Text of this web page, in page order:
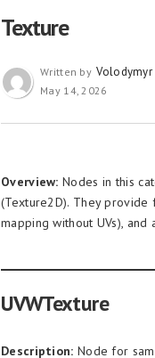
Texture
Written by Volodymyr
May 14, 2026
Overview: Nodes in this
(Texture2D). They provide
mapping without UVs),
UVWTexture
Description: Node for